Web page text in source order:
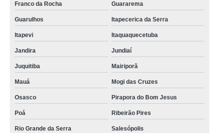
Franco da Rocha Guararema
Guarulhos Itapecerica da Serra
Itapevi Itaquaquecetuba
Jandira Jundiaí
Juquitiba Mairiporã
Mauá Mogi das Cruzes
Osasco Pirapora do Bom Jesus
Poá Ribeirão Pires
Rio Grande da Serra Salesópolis